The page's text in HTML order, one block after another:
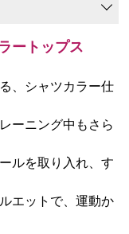
ートップス
、シャツカラー仕
ーニング中もさら
ルを取り入れ、す
エットで、運動か